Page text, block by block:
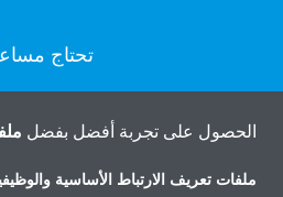
تحتاج
اتصل بنا
الحصول على تجربة أفضل بفضل
ملفات تعريف الارتباط الأساسية